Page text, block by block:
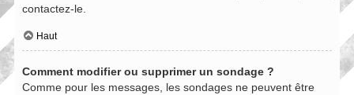
contactez-le.
Haut
Comment modifier ou supprimer un sondage ?
Comme pour les messages, les sondages ne peuvent être